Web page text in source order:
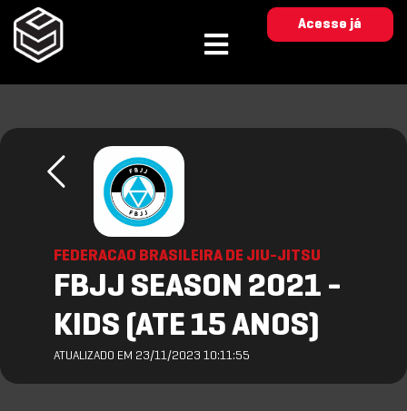
Acesse já
FEDERACAO BRASILEIRA DE JIU-JITSU
FBJJ SEASON 2021 -
KIDS (ATE 15 ANOS)
ATUALIZADO EM 23/11/2023 10:11:55